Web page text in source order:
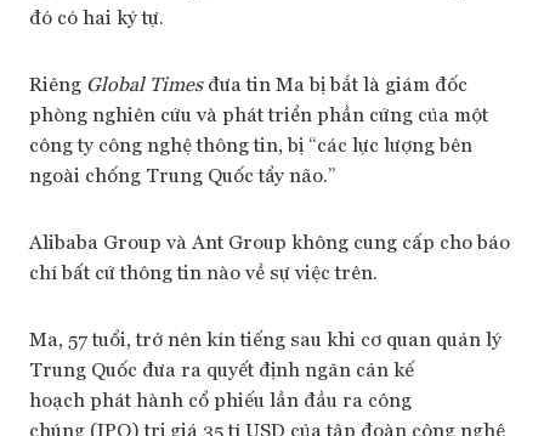
đó có hai ký tự.
Riêng Global Timesđưa tin Ma bị bắt là giám đốc
phòng nghiên cứu và phát triển phần cứng của một
công ty công nghệ thông tin, bị “các lực lượng bên
ngoài chống Trung Quốc tẩy não.”
Alibaba Group và Ant Group không cung cấp cho báo
chí bất cứ thông tin nào về sự việc trên.
Ma, 57 tuổi, trở nên kín tiếng sau khi cơ quan quản lý
Trung Quốc đưa ra quyết định ngăn cản kế
hoạch phát hành cổ phiếu lần đầu ra công
chúng (IPO) trị giá 35 tỉ USD của tập đoàn công nghệ